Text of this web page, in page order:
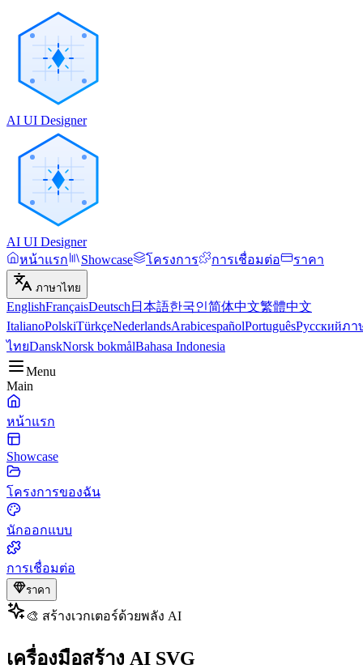
AI UI Designer
AI UI Designer
หน้าแรก
Showcase โครงการ การเชื่อมต่อ ราคา
ภาษาไทย
EnglishFrançaisDeutsch 日本語한국인简体中文繁體中文
ItalianoPolskiTürkçeNederlandsArabicespañolPortuguêsРусскийภา
ไทยDanskNorsk bokmålBahasa Indonesia
Menu
Main
หน้าแรก
Showcase
โครงการของฉัน
นักออกแบบ
การเชื่อมต่อ
ราคา
🎨 สร้างเวกเตอร์ด้วยพลัง AI
เครื่องมือสร้าง AI SVG